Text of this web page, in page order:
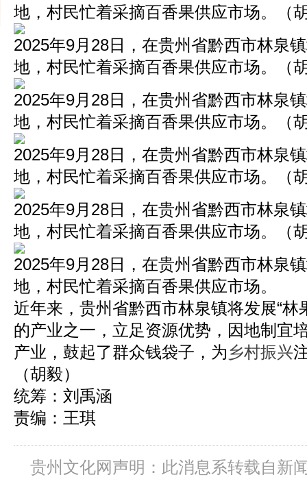
地，村民忙着采摘百香果供应市场。（
2025年9月28日，在贵州省黔西市林泉
地，村民忙着采摘百香果供应市场。（
2025年9月28日，在贵州省黔西市林泉
地，村民忙着采摘百香果供应市场。（
2025年9月28日，在贵州省黔西市林泉
地，村民忙着采摘百香果供应市场。（
​2025年9月28日，在贵州省黔西市林泉
地，村民忙着采摘百香果供应市场。（
​2025年9月28日，在贵州省黔西市林泉
地，村民忙着采摘百香果供应市场。
近年来，贵州省黔西市林泉镇将发展“林
的产业之一，立足资源优势，因地制宜
产业，鼓起了群众钱袋子，为乡村振兴
（胡毅）
统筹：刘禹涵
责编：王琪
贵州文化网声明：此消息系转载自新